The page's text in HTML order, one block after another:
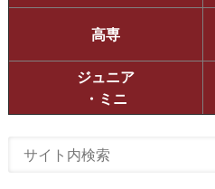
高専
ジュニア
・ミニ